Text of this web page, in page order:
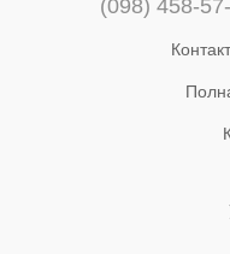
(098) 458-